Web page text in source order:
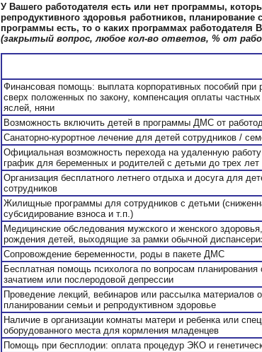
У Вашего работодателя есть или нет программы,
репродуктивного здоровья работников, планирование
программы есть, то о каких программах
(закрытый вопрос, любое кол-во ответов, % от
Финансовая помощь: выплата корпоративных пособий при
сверх положенных по закону, компенсация оплаты
яслей, няни
Возможность включить детей в программы ДМС от
Санаторно-курортное лечение для детей сотрудников /
Официальная возможность перехода на удаленную
график для беременных и родителей с детьми до трех лет
Организация бесплатного летнего отдыха и досуга для
сотрудников
Жилищные программы для сотрудников с детьми
субсидирование взноса и т.п.)
Медицинские обследования мужского и женского
рождения детей, выходящие за рамки обычной
Сопровождение беременности, роды в пакете ДМС
Бесплатная помощь психолога по вопросам планирования
зачатием или послеродовой депрессии
Проведение лекций, вебинаров или рассылка материалов
планировании семьи и репродуктивном здоровье
Наличие в организации комнаты матери и ребенка или
оборудованного места для кормления младенцев
Помощь при бесплодии: оплата процедур ЭКО и